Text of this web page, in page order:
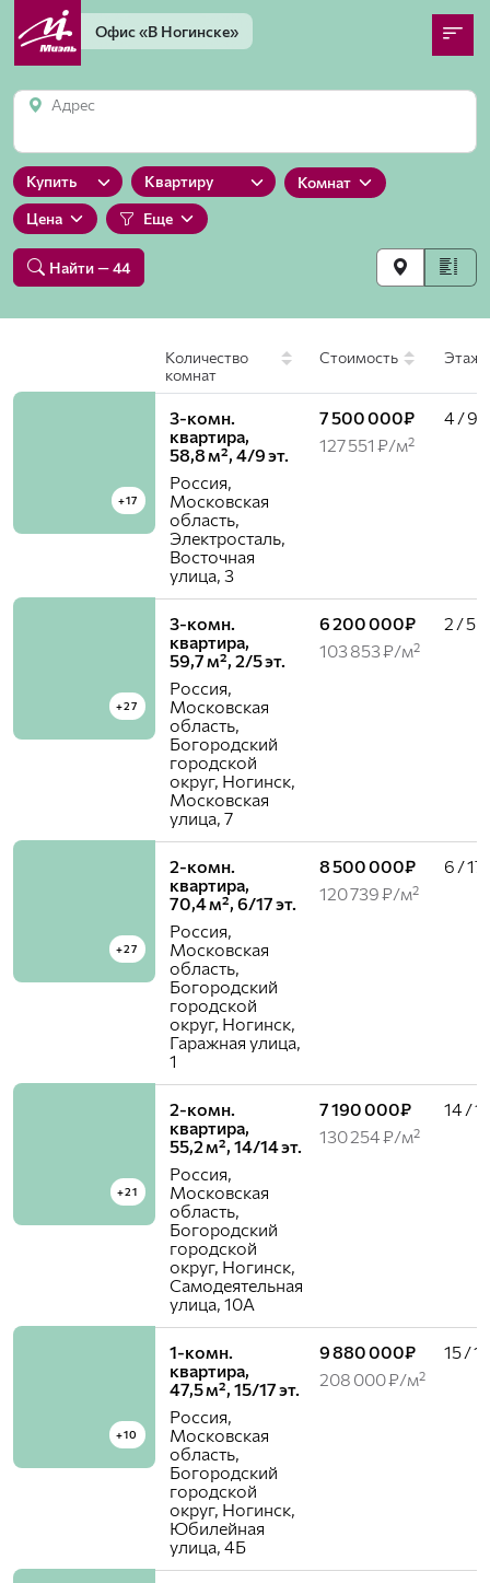
Офис«В Ногинске»
Адрес
Купить Квартиру
Комнат
Цена
Еще
Найти— 44
Количество
комнат
Стоимость Этаж
+17
3-комн.
квартира,
58,8 м², 4/9 эт.
Россия,
Московская
область,
Электросталь,
Восточная
улица, 3
7 500 000₽
127 551 ₽/м²
4 / 9
+27
3-комн.
квартира,
59,7 м², 2/5 эт.
Россия,
Московская
область,
Богородский
городской
округ, Ногинск,
Московская
улица, 7
6 200 000₽
103 853 ₽/м²
2 / 5
+27
2-комн.
квартира,
70,4 м², 6/17 эт.
Россия,
Московская
область,
Богородский
городской
округ, Ногинск,
Гаражная улица,
1
8 500 000₽
120 739 ₽/м²
6 / 17
+21
2-комн.
квартира,
55,2 м², 14/14 эт.
Россия,
Московская
область,
Богородский
городской
округ, Ногинск,
Самодеятельная
улица, 10А
7 190 000₽
130 254 ₽/м²
14 /
+10
1-комн.
квартира,
47,5 м², 15/17 эт.
Россия,
Московская
область,
Богородский
городской
округ, Ногинск,
Юбилейная
улица, 4Б
9 880 000₽
208 000 ₽/м²
15 / 17